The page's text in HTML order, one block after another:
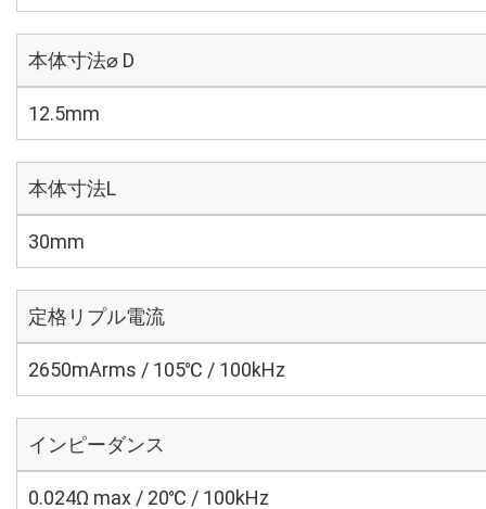
本体寸法⌀ D
12.5mm
本体寸法L
30mm
定格リプル電流
2650mArms / 105℃ / 100kHz
インピーダンス
0.024Ω max / 20℃ / 100kHz